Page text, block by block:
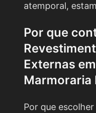
atemporal,
Por que
Externas
Marmoraria
Por que